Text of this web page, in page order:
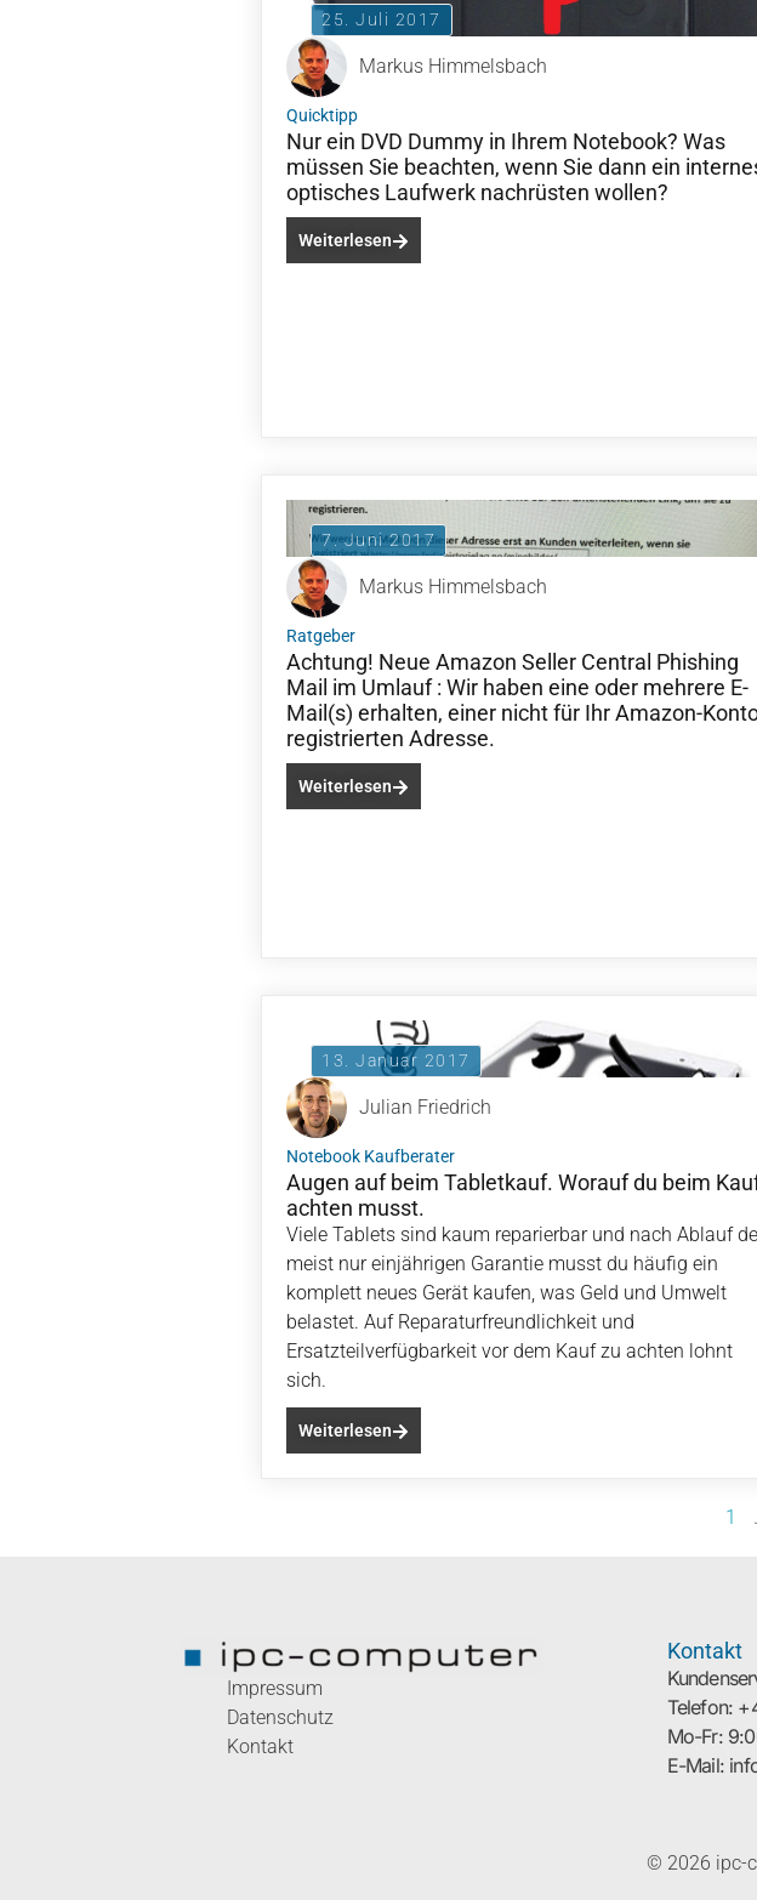
25. Juli 2017
Markus Himmelsbach
Quicktipp
Nur ein DVD Dummy in Ihrem Notebook? Was
müssen Sie beachten, wenn Sie dann ein
optisches Laufwerk nachrüsten wollen?
Weiterlesen
7. Juni 2017
Markus Himmelsbach
Ratgeber
Achtung! Neue Amazon Seller Central Phishing
Mail im Umlauf : Wir haben eine oder mehrere E-
Mail(s) erhalten, einer nicht für Ihr Amazon-
registrierten Adresse.
Weiterlesen
13. Januar 2017
Julian Friedrich
Notebook Kaufberater
Augen auf beim Tabletkauf. Worauf du beim
achten musst.
Viele Tablets sind kaum reparierbar und nach Ablauf
meist nur einjährigen Garantie musst du häufig ein
komplett neues Gerät kaufen, was Geld und Umwelt
belastet. Auf Reparaturfreundlichkeit und
Ersatzteilverfügbarkeit vor dem Kauf zu achten lohnt
sich.
Weiterlesen
1
Impressum
Datenschutz
Kontakt
Kontakt
Telefon:
Mo-Fr:
E-Mail:
© 2026 ipc-